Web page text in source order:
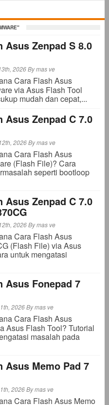
Asus Zenpad S 8.0
2026 Bymas ve
Cara Flash Asus
via Asus Flash Tool
mudah dan cepat,...
Asus Zenpad C 7.0
2026 Bymas ve
Cara Flash Asus
(Flash File)? Cara
seperti bootloop
Asus Zenpad C 7.0
2026 Bymas ve
Cara Flash Asus
(Flash File) via Asus
untuk mengatasi
Asus Fonepad 7
2026 Bymas ve
Cara Flash Asus
Asus Flash Tool? Tutorial
masalah pada
Asus Memo Pad 7
2026 Bymas ve
Cara Flash Asus Memo